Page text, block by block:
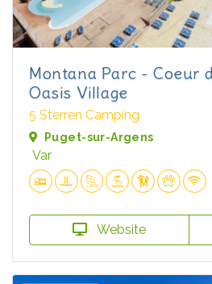
Montana Parc - Coeur
Oasis Village
5 Sterren Camping
Puget-sur-Argens
Var
Website